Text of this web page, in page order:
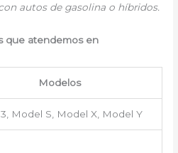
autos de gasolina o híbridos.
que atendemos en
Modelos
Model S, Model X, Model Y